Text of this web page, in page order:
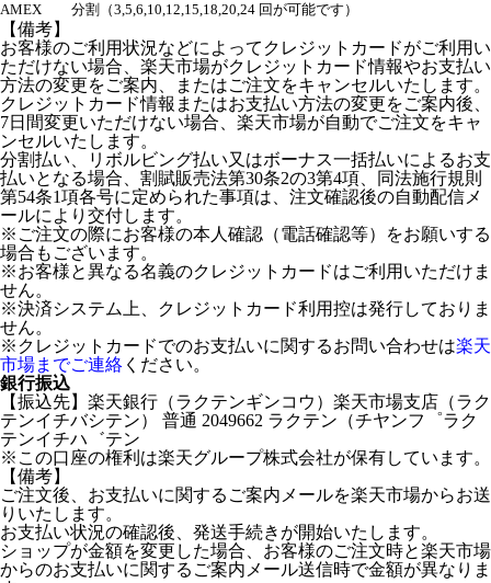
AMEX
分割（3,5,6,10,12,15,18,20,24 回が可能です）
【備考】
お客様のご利用状況などによってクレジットカードがご利用い
ただけない場合、楽天市場がクレジットカード情報やお支払い
方法の変更をご案内、またはご注文をキャンセルいたします。
クレジットカード情報またはお支払い方法の変更をご案内後、
7日間変更いただけない場合、楽天市場が自動でご注文をキャ
ンセルいたします。
分割払い、リボルビング払い又はボーナス一括払いによるお支
払いとなる場合、割賦販売法第30条2の3第4項、同法施行規則
第54条1項各号に定められた事項は、注文確認後の自動配信メ
ールにより交付します。
※ご注文の際にお客様の本人確認（電話確認等）をお願いする
場合もございます。
※お客様と異なる名義のクレジットカードはご利用いただけま
せん。
※決済システム上、クレジットカード利用控は発行しておりま
せん。
※クレジットカードでのお支払いに関するお問い合わせは楽天
市場までご連絡 ください。
銀行振込
【振込先】楽天銀行（ラクテンギンコウ）楽天市場支店（ラク
テンイチバシテン） 普通 2049662 ラクテン（チヤンフ゜ラク
テンイチハ゛テン
※この口座の権利は楽天グループ株式会社が保有しています。
【備考】
ご注文後、お支払いに関するご案内メールを楽天市場からお送
りいたします。
お支払い状況の確認後、発送手続きが開始いたします。
ショップが金額を変更した場合、お客様のご注文時と楽天市場
からのお支払いに関するご案内メール送信時で金額が異なりま